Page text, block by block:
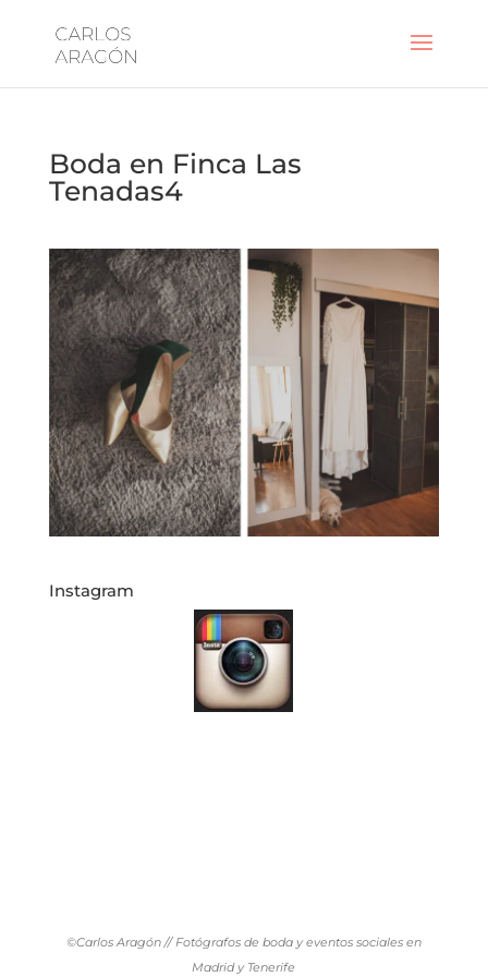
Boda en Finca Las
Tenadas4
Instagram
©Carlos Aragón // Fotógrafos de boda y eventos sociales en
Madrid y Tenerife